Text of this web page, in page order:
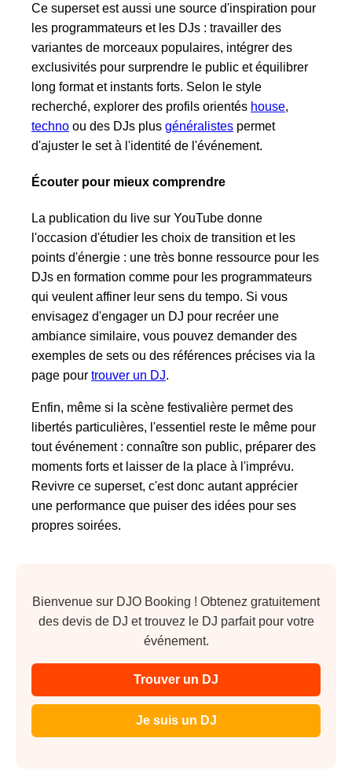
Ce superset est aussi une source d'inspiration pour
les programmateurs et les DJs : travailler des
variantes de morceaux populaires, intégrer des
exclusivités pour surprendre le public et équilibrer
long format et instants forts. Selon le style
recherché, explorer des profils orientés house,
techno ou des DJs plus généralistes permet
d'ajuster le set à l'identité de l'événement.
Écouter pour mieux comprendre
La publication du live sur YouTube donne
l'occasion d'étudier les choix de transition et les
points d'énergie : une très bonne ressource pour les
DJs en formation comme pour les programmateurs
qui veulent affiner leur sens du tempo. Si vous
envisagez d'engager un DJ pour recréer une
ambiance similaire, vous pouvez demander des
exemples de sets ou des références précises via la
page pour trouver un DJ.
Enfin, même si la scène festivalière permet des
libertés particulières, l'essentiel reste le même pour
tout événement : connaître son public, préparer des
moments forts et laisser de la place à l'imprévu.
Revivre ce superset, c'est donc autant apprécier
une performance que puiser des idées pour ses
propres soirées.
Bienvenue sur DJO Booking ! Obtenez gratuitement
des devis de DJ et trouvez le DJ parfait pour votre
événement.
Trouver un DJ
Je suis un DJ